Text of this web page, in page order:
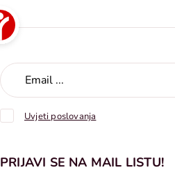
Uvjeti poslovanja
PRIJAVI SE NA MAIL LISTU!